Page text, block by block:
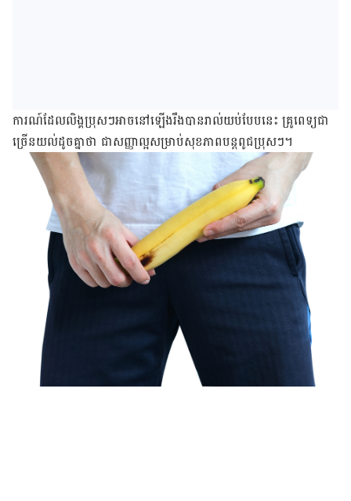
ការណ៍​ដែល​លិង្គ​ប្រុសៗ​អាច​នៅ​ឡើង​រឹង​បាន​រាល់​យប់​បែប​នេះ​ គ្រូពេទ្យ​ជា
ច្រើន​យល់​ដូច​គ្នា​ថា ជា​សញ្ញា​ល្អ​សម្រាប់​សុខភាព​បន្ត​ពូជ​ប្រុសៗ។